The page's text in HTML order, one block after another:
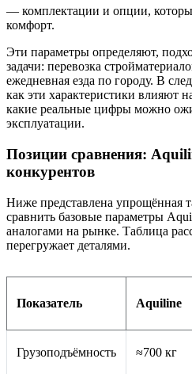
— комплектации и опции,
комфорт.
Эти параметры определяют,
задачи: перевозка
ежедневная езда по городу. В
как эти характеристики влияют
какие реальные цифры можно
эксплуатации.
Позиции сравнения:
конкурентов
Ниже представлена упрощённая
сравнить базовые параметры
аналогами на рынке. Таблица
перегружает деталями.
Показатель Aquiline
Грузоподъёмность ≈700 кг